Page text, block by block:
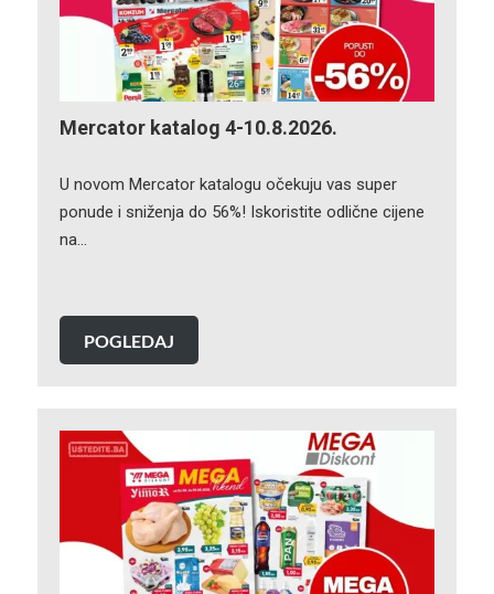
Mercator katalog 4-10.8.2026.
U novom Mercator katalogu očekuju vas super
ponude i sniženja do 56%! Iskoristite odlične cijene
na…
POGLEDAJ